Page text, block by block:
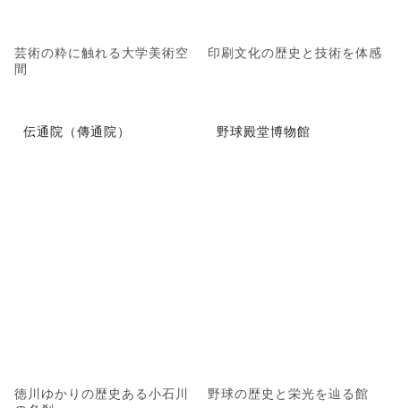
芸術の粋に触れる大学美術空
間
印刷文化の歴史と技術を体感
伝通院（傳通院）
徳川ゆかりの歴史ある小石川
野球殿堂博物館
野球の歴史と栄光を辿る館